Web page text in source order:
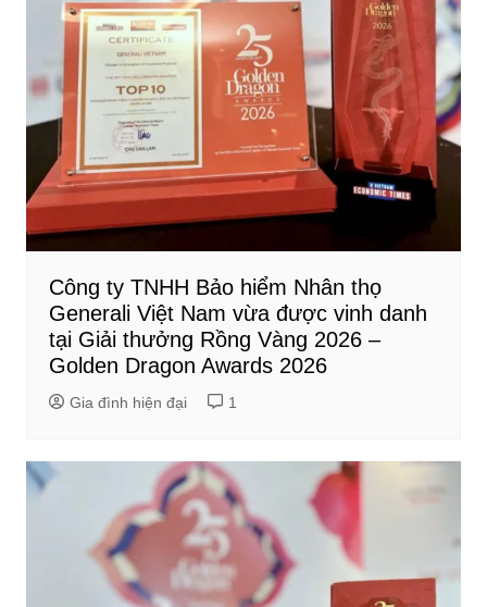
Công ty TNHH Bảo hiểm Nhân thọ
Generali Việt Nam vừa được vinh danh
tại Giải thưởng Rồng Vàng 2026 –
Golden Dragon Awards 2026
Gia đình hiện đại 1